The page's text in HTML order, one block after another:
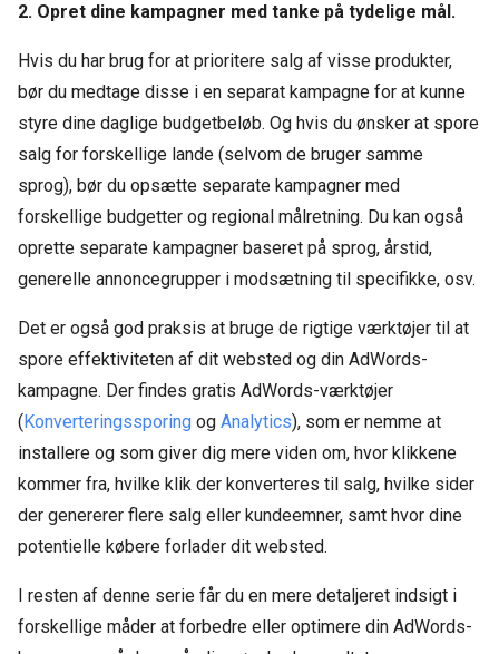
2. Opret dine kampagner med tanke på tydelige mål.
Hvis du har brug for at prioritere salg af visse produkter,
bør du medtage disse i en separat kampagne for at kunne
styre dine daglige budgetbeløb. Og hvis du ønsker at spore
salg for forskellige lande (selvom de bruger samme
sprog), bør du opsætte separate kampagner med
forskellige budgetter og regional målretning. Du kan også
oprette separate kampagner baseret på sprog, årstid,
generelle annoncegrupper i modsætning til specifikke, osv.
Det er også god praksis at bruge de rigtige værktøjer til at
spore effektiviteten af dit websted og din AdWords-
kampagne. Der findes gratis AdWords-værktøjer
(Konverteringssporing og Analytics), som er nemme at
installere og som giver dig mere viden om, hvor klikkene
kommer fra, hvilke klik der konverteres til salg, hvilke sider
der genererer flere salg eller kundeemner, samt hvor dine
potentielle købere forlader dit websted.
I resten af denne serie får du en mere detaljeret indsigt i
forskellige måder at forbedre eller optimere din AdWords-